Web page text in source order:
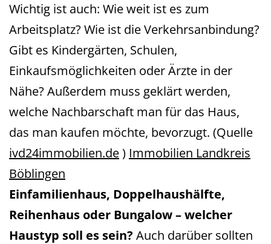
Wichtig ist auch: Wie weit ist es zum
Arbeitsplatz? Wie ist die Verkehrsanbindung?
Gibt es Kindergärten, Schulen,
Einkaufsmöglichkeiten oder Ärzte in der
Nähe? Außerdem muss geklärt werden,
welche Nachbarschaft man für das Haus,
das man kaufen möchte, bevorzugt. (Quelle
ivd24immobilien.de) Immobilien Landkreis
Böblingen
Einfamilienhaus, Doppelhaushälfte,
Reihenhaus oder Bungalow – welcher
Haustyp soll es sein? Auch darüber sollten